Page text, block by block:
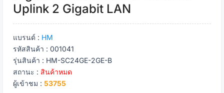
Uplink 2 Gigabit LAN
แบรนด์ : HM
รหัสสินค้า : 001041
รุ่นสินค้า : HM-SC24GE-2GE-B
สถานะ : สินค้าหมด
ผู้เข้าชม : 53755